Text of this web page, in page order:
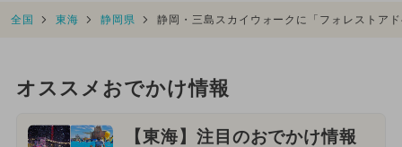
全国 東海 静岡県 静岡・三島スカイウォークに「フォレストア
オススメおでかけ情報
【東海】注目のおでかけ情報